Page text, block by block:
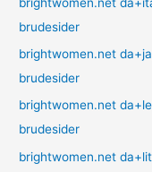
brudesider
brightwomen.net
brudesider
brightwomen.net
brudesider
brightwomen.net